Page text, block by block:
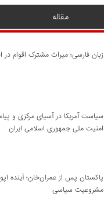
مقاله
زبان فارسی؛ میراث مشترک اقوام در
سیاست آمریکا در آسیای مرکزی و
امنیت ملی جمهوری اسلامی ایران
پاکستان پس از عمران‌خان؛ آینده
مشروعیت سیاسی